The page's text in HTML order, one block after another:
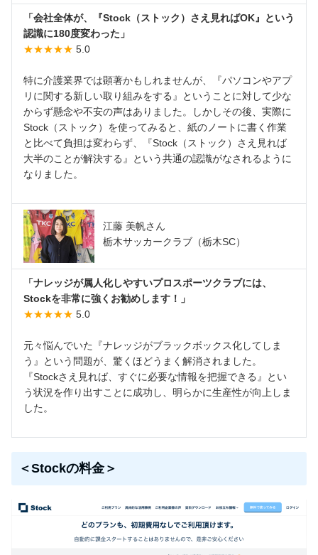
「会社全体が、『Stock（ストック）さえ見ればOK』という
認識に180度変わった」
★★★★★ 5.0
特に介護業界では顕著かもしれませんが、『パソコンやアプ
リに関する新しい取り組みをする』ということに対して少な
からず懸念や不安の声はありました。しかしその後、実際に
Stock（ストック）を使ってみると、紙のノートに書く作業
と比べて負担は変わらず、『Stock（ストック）さえ見れば
大半のことが解決する』という共通の認識がなされるように
なりました。
江藤 美帆さん
栃木サッカークラブ（栃木SC）
「ナレッジが属人化しやすいプロスポーツクラブには、
Stockを非常に強くお勧めします！」
★★★★★ 5.0
元々悩んでいた『ナレッジがブラックボックス化してしま
う』という問題が、驚くほどうまく解消されました。
『Stockさえ見れば、すぐに必要な情報を把握できる』とい
う状況を作り出すことに成功し、明らかに生産性が向上しま
した。
＜Stockの料金＞